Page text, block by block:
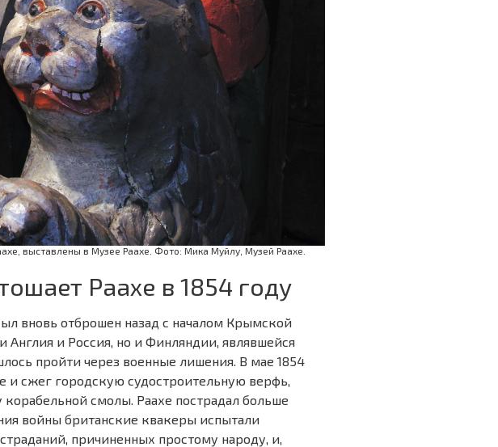
выставлены в Музее Раахе. Фото: Мика Муйлу, Музей Раахе.
Раахе в 1854 году
вновь отброшен назад с началом Крымской
и Россия, но и Финляндии, являвшейся
пройти через военные лишения. В мае 1854
и сжег городскую судостроительную верфь,
смолы. Раахе пострадал больше
войны британские квакеры испытали
причиненных простому народу, и,